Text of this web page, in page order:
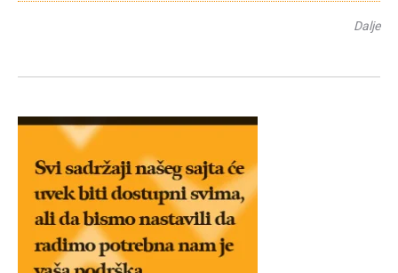
Dalje